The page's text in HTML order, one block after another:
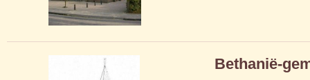
Bethanië-